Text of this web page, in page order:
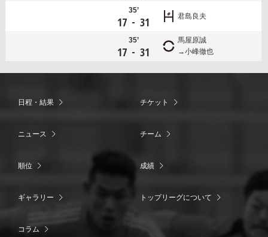
35’
17 - 31 君島良夫
35’
17 - 31
馬屋原誠
小峰徹也
日程・結果 チケット
ニュース チーム
順位 成績
ギャラリー トップリーグについて
コラム